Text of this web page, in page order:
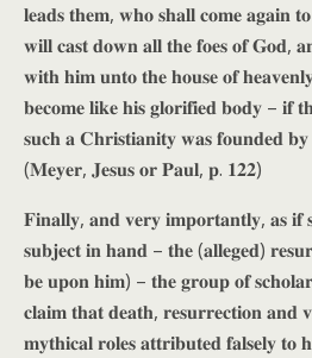
𝐥𝐞𝐚𝐝𝐬 𝐭𝐡𝐞𝐦, 𝐰𝐡𝐨 𝐬𝐡𝐚𝐥𝐥 𝐜𝐨𝐦𝐞 𝐚𝐠𝐚𝐢𝐧
𝐰𝐢𝐥𝐥 𝐜𝐚𝐬𝐭 𝐝𝐨𝐰𝐧 𝐚𝐥𝐥 𝐭𝐡𝐞 𝐟𝐨𝐞𝐬 𝐨𝐟 𝐆𝐨𝐝,
𝐰𝐢𝐭𝐡 𝐡𝐢𝐦 𝐮𝐧𝐭𝐨 𝐭𝐡𝐞 𝐡𝐨𝐮𝐬𝐞 𝐨𝐟
𝐛𝐞𝐜𝐨𝐦𝐞 𝐥𝐢𝐤𝐞 𝐡𝐢𝐬 𝐠𝐥𝐨𝐫𝐢𝐟𝐢𝐞𝐝 𝐛𝐨𝐝𝐲 – 𝐢𝐟
𝐬𝐮𝐜𝐡 𝐚 𝐂𝐡𝐫𝐢𝐬𝐭𝐢𝐚𝐧𝐢𝐭𝐲 𝐰𝐚𝐬 𝐟𝐨𝐮𝐧𝐝𝐞𝐝
(𝐌𝐞𝐲𝐞𝐫, 𝐉𝐞𝐬𝐮𝐬 𝐨𝐫 𝐏𝐚𝐮𝐥, 𝐩. 𝟏𝟐𝟐)
𝐅𝐢𝐧𝐚𝐥𝐥𝐲, 𝐚𝐧𝐝 𝐯𝐞𝐫𝐲 𝐢𝐦𝐩𝐨𝐫𝐭𝐚𝐧𝐭𝐥𝐲, 𝐚𝐬 𝐢𝐟
𝐬𝐮𝐛𝐣𝐞𝐜𝐭 𝐢𝐧 𝐡𝐚𝐧𝐝 – 𝐭𝐡𝐞 (𝐚𝐥𝐥𝐞𝐠𝐞𝐝)
𝐛𝐞 𝐮𝐩𝐨𝐧 𝐡𝐢𝐦) – 𝐭𝐡𝐞 𝐠𝐫𝐨𝐮𝐩 𝐨𝐟
𝐜𝐥𝐚𝐢𝐦 𝐭𝐡𝐚𝐭 𝐝𝐞𝐚𝐭𝐡, 𝐫𝐞𝐬𝐮𝐫𝐫𝐞𝐜𝐭𝐢𝐨𝐧 𝐚𝐧𝐝
𝐦𝐲𝐭𝐡𝐢𝐜𝐚𝐥 𝐫𝐨𝐥𝐞𝐬 𝐚𝐭𝐭𝐫𝐢𝐛𝐮𝐭𝐞𝐝 𝐟𝐚𝐥𝐬𝐞𝐥𝐲 𝐭𝐨